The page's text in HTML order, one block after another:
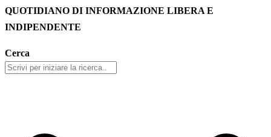
QUOTIDIANO DI INFORMAZIONE LIBERA E
INDIPENDENTE
Cerca